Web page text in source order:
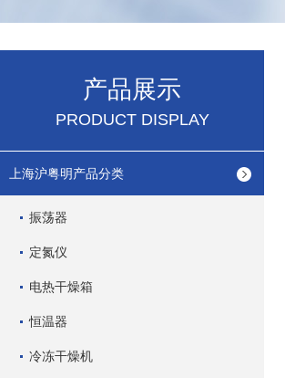
产品展示
PRODUCT DISPLAY
上海沪粤明产品分类
振荡器
定氮仪
电热干燥箱
恒温器
冷冻干燥机